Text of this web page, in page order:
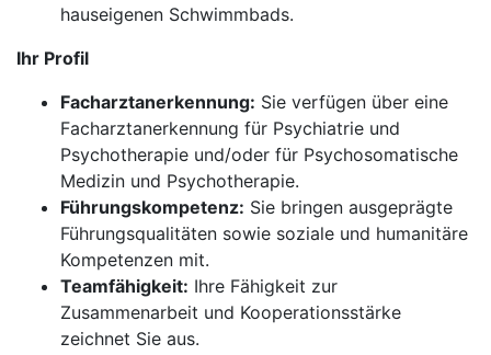
hauseigenen Schwimmbads.
Ihr Profil
Facharztanerkennung: Sie verfügen über eine
Facharztanerkennung für Psychiatrie und
Psychotherapie und/oder für Psychosomatische
Medizin und Psychotherapie.
Führungskompetenz: Sie bringen ausgeprägte
Führungsqualitäten sowie soziale und humanitäre
Kompetenzen mit.
Teamfähigkeit: Ihre Fähigkeit zur
Zusammenarbeit und Kooperationsstärke
zeichnet Sie aus.